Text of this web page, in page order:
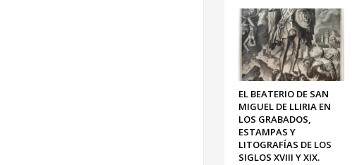
EL BEATERIO DE SAN
MIGUEL DE LLIRIA EN
LOS GRABADOS,
ESTAMPAS Y
LITOGRAFÍAS DE LOS
SIGLOS XVIII Y XIX.